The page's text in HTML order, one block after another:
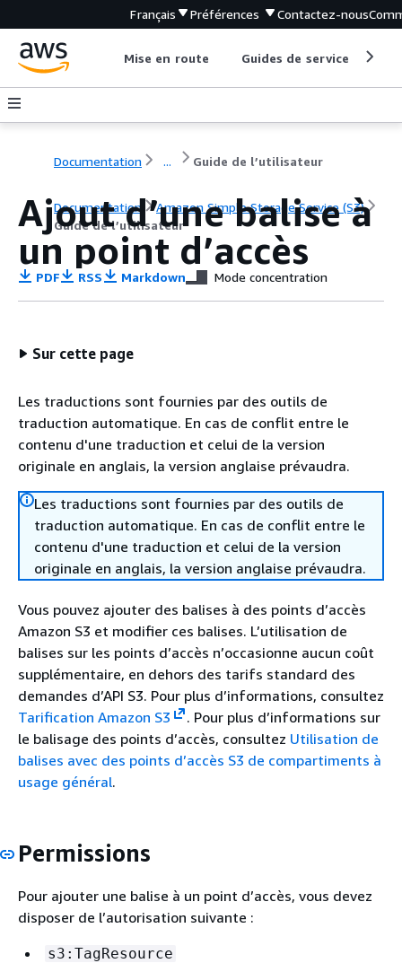
Français Préférences Contactez-nous
Mise en route Guides de service
Documentation ... Guide de l’utilisateur
Documentation
Amazon Simple Storage Service (S3)
Guide de l’utilisateur
Ajout d’une balise à
un point d’accès
PDF RSS Markdown Mode concentration
Sur cette page
Les traductions sont fournies par des outils de
traduction automatique. En cas de conflit entre le
contenu d'une traduction et celui de la version
originale en anglais, la version anglaise prévaudra.
Les traductions sont fournies par des outils de
traduction automatique. En cas de conflit entre le
contenu d'une traduction et celui de la version
originale en anglais, la version anglaise prévaudra.
Vous pouvez ajouter des balises à des points d’accès
Amazon S3 et modifier ces balises. L’utilisation de
balises sur les points d’accès n’occasionne aucun coût
supplémentaire, en dehors des tarifs standard des
demandes d’API S3. Pour plus d’informations, consultez
Tarification Amazon S3
. Pour plus d’informations sur
le balisage des points d’accès, consultez Utilisation de
balises avec des points d’accès S3 de compartiments à
usage général.
Permissions
Pour ajouter une balise à un point d’accès, vous devez
disposer de l’autorisation suivante :
s3:TagResource